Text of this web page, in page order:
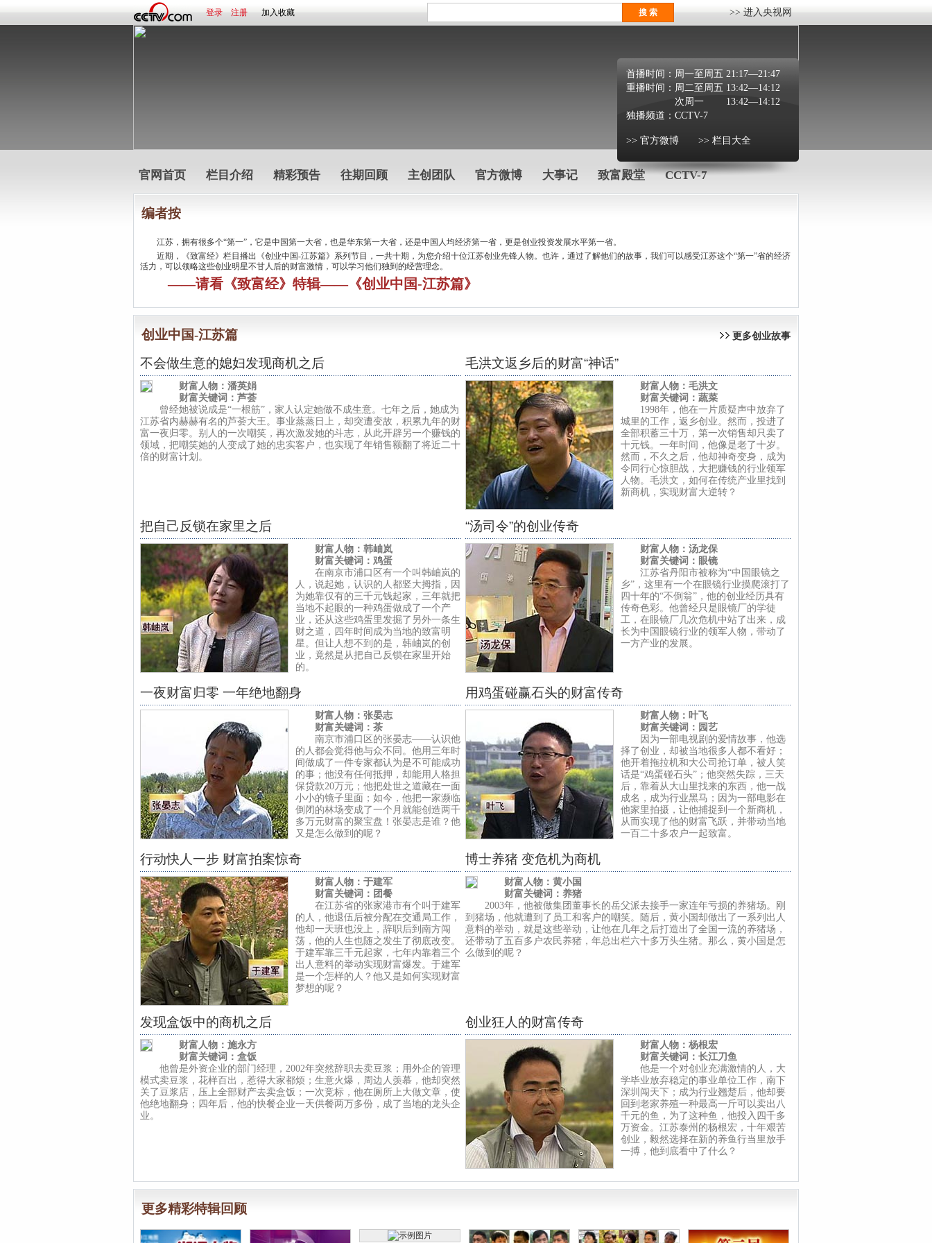
登录 注册 加入收藏 >> 进入央视网
首播时间： 周一至周五 21:17—21:47
重播时间： 周二至周五 13:42—14:12
次周一 13:42—14:12
独播频道： CCTV-7
>> 官方微博 >> 栏目大全
官网首页 栏目介绍 精彩预告 往期回顾 主创团队 官方微博 大事记 致富殿堂 CCTV-7
编者按
江苏，拥有很多个“第一”，它是中国第一大省，也是华东第一大省，还是中国人均经济第一省，更是创业投资发展水平第一省。
近期，《致富经》栏目播出《创业中国-江苏篇》系列节目，一共十期，为您介绍十位江苏创业先锋人物。也许，通过了解他们的故事，我们可以感受江苏这个“第一”省的经济
活力，可以领略这些创业明星不甘人后的财富激情，可以学习他们独到的经营理念。
——请看《致富经》特辑——《创业中国-江苏篇》
创业中国-江苏篇 更多创业故事
不会做生意的媳妇发现商机之后
财富人物：潘英娟
财富关键词：芦荟
曾经她被说成是“一根筋”，家人认定她做不成生意。七年之后，她成为
江苏省内赫赫有名的芦荟大王。事业蒸蒸日上，却突遭变故，积累九年的财
富一夜归零。别人的一次嘲笑，再次激发她的斗志，从此开辟另一个赚钱的
领域，把嘲笑她的人变成了她的忠实客户，也实现了年销售额翻了将近二十
倍的财富计划。
毛洪文返乡后的财富“神话”
财富人物：毛洪文
财富关键词：蔬菜
1998年，他在一片质疑声中放弃了
城里的工作，返乡创业。然而，投进了
全部积蓄三十万，第一次销售却只卖了
十元钱。一年时间，他像是老了十岁。
然而，不久之后，他却神奇变身，成为
令同行心惊胆战，大把赚钱的行业领军
人物。毛洪文，如何在传统产业里找到
新商机，实现财富大逆转？
把自己反锁在家里之后
财富人物：韩岫岚
财富关键词：鸡蛋
在南京市浦口区有一个叫韩岫岚的
人，说起她，认识的人都竖大拇指，因
为她靠仅有的三千元钱起家，三年就把
当地不起眼的一种鸡蛋做成了一个产
业，还从这些鸡蛋里发掘了另外一条生
财之道，四年时间成为当地的致富明
星。但让人想不到的是，韩岫岚的创
业，竟然是从把自己反锁在家里开始
的。
“汤司令”的创业传奇
财富人物：汤龙保
财富关键词：眼镜
江苏省丹阳市被称为“中国眼镜之
乡”，这里有一个在眼镜行业摸爬滚打了
四十年的“不倒翁”，他的创业经历具有
传奇色彩。他曾经只是眼镜厂的学徒
工，在眼镜厂几次危机中站了出来，成
长为中国眼镜行业的领军人物，带动了
一方产业的发展。
一夜财富归零 一年绝地翻身
财富人物：张晏志
财富关键词：茶
南京市浦口区的张晏志——认识他
的人都会觉得他与众不同。他用三年时
间做成了一件专家都认为是不可能成功
的事；他没有任何抵押，却能用人格担
保贷款20万元；他把处世之道藏在一面
小小的镜子里面；如今，他把一家濒临
倒闭的林场变成了一个月就能创造两千
多万元财富的聚宝盘！张晏志是谁？他
又是怎么做到的呢？
用鸡蛋碰赢石头的财富传奇
财富人物：叶飞
财富关键词：园艺
因为一部电视剧的爱情故事，他选
择了创业，却被当地很多人都不看好；
他开着拖拉机和大公司抢订单，被人笑
话是“鸡蛋碰石头”；他突然失踪，三天
后，靠着从大山里找来的东西，他一战
成名，成为行业黑马；因为一部电影在
他家里拍摄，让他捕捉到一个新商机，
从而实现了他的财富飞跃，并带动当地
一百二十多农户一起致富。
行动快人一步 财富拍案惊奇
财富人物：于建军
财富关键词：团餐
在江苏省的张家港市有个叫于建军
的人，他退伍后被分配在交通局工作，
他却一天班也没上，辞职后到南方闯
荡，他的人生也随之发生了彻底改变。
于建军靠三千元起家，七年内靠着三个
出人意料的举动实现财富爆发。于建军
是一个怎样的人？他又是如何实现财富
梦想的呢？
博士养猪 变危机为商机
财富人物：黄小国
财富关键词：养猪
2003年，他被做集团董事长的岳父派去接手一家连年亏损的养猪场。刚
到猪场，他就遭到了员工和客户的嘲笑。随后，黄小国却做出了一系列出人
意料的举动，就是这些举动，让他在几年之后打造出了全国一流的养猪场，
还带动了五百多户农民养猪，年总出栏六十多万头生猪。那么，黄小国是怎
么做到的呢？
发现盒饭中的商机之后
财富人物：施永方
财富关键词：盒饭
他曾是外资企业的部门经理，2002年突然辞职去卖豆浆；用外企的管理
模式卖豆浆，花样百出，惹得大家都烦；生意火爆，周边人羡慕，他却突然
关了豆浆店，压上全部财产去卖盒饭；一次竞标，他在厕所上大做文章，使
他绝地翻身；四年后，他的快餐企业一天供餐两万多份，成了当地的龙头企
业。
创业狂人的财富传奇
财富人物：杨根宏
财富关键词：长江刀鱼
他是一个对创业充满激情的人，大
学毕业放弃稳定的事业单位工作，南下
深圳闯天下；成为行业翘楚后，他却要
回到老家养殖一种最高一斤可以卖出八
千元的鱼，为了这种鱼，他投入四千多
万资金。江苏泰州的杨根宏，十年艰苦
创业，毅然选择在新的养鱼行当里放手
一搏，他到底看中了什么？
更多精彩特辑回顾